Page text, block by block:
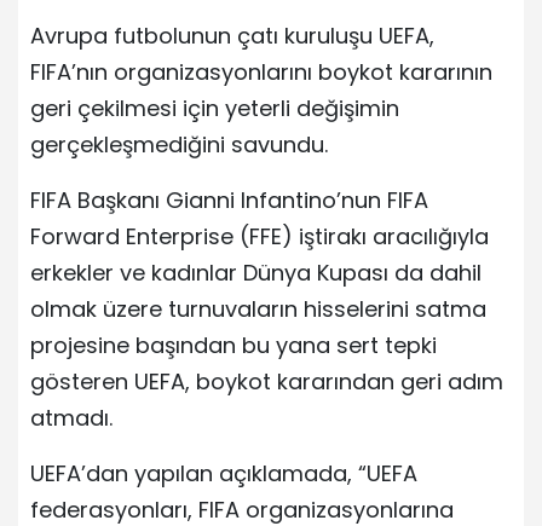
Avrupa futbolunun çatı kuruluşu UEFA,
FIFA’nın organizasyonlarını boykot kararının
geri çekilmesi için yeterli değişimin
gerçekleşmediğini savundu.
FIFA Başkanı Gianni Infantino’nun FIFA
Forward Enterprise (FFE) iştirakı aracılığıyla
erkekler ve kadınlar Dünya Kupası da dahil
olmak üzere turnuvaların hisselerini satma
projesine başından bu yana sert tepki
gösteren UEFA, boykot kararından geri adım
atmadı.
UEFA’dan yapılan açıklamada, “UEFA
federasyonları, FIFA organizasyonlarına